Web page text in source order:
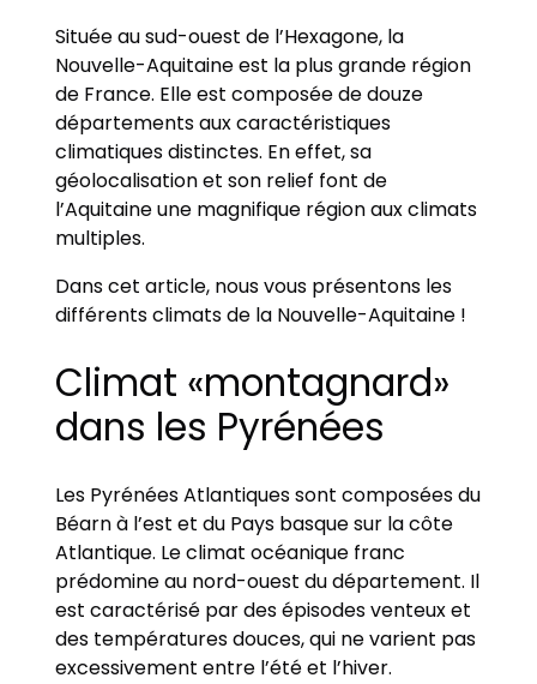
Située au sud-ouest de l’Hexagone, la
Nouvelle-Aquitaine est la plus grande région
de France. Elle est composée de douze
départements aux caractéristiques
climatiques distinctes. En effet, sa
géolocalisation et son relief font de
l’Aquitaine une magnifique région aux climats
multiples.
Dans cet article, nous vous présentons les
différents climats de la Nouvelle-Aquitaine !
Climat «montagnard»
dans les Pyrénées
Les Pyrénées Atlantiques sont composées du
Béarn à l’est et du Pays basque sur la côte
Atlantique. Le climat océanique franc
prédomine au nord-ouest du département. Il
est caractérisé par des épisodes venteux et
des températures douces, qui ne varient pas
excessivement entre l’été et l’hiver.